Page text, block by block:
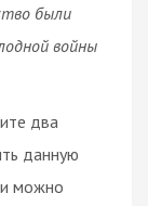
были
войны
два
данную
можно